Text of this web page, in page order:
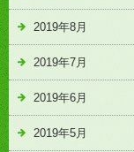
2019年8月
2019年7月
2019年6月
2019年5月